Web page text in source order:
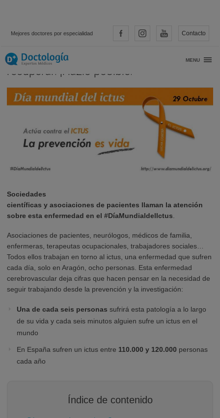
Mejores doctores por especialidad Contacto
MENU
El ictus se puede prevenir, tratar y
recuperar. ¡Hazlo posible!
Sociedades
científicas y asociaciones de pacientes llaman la atención
sobre esta enfermedad en el #DíaMundialdelIctus
Asociaciones de pacientes, neurólogos, médicos de familia,
enfermeras, terapeutas ocupacionales, trabajadores sociales…
Todos ellos trabajan en torno al ictus, una enfermedad que sufren
cada día, solo en Aragón, ocho personas. Esta enfermedad
cerebrovascular deja cifras que hacen pensar en la necesidad de
seguir trabajando desde la prevención y la investigación:
Una de cada seis personas sufrirá esta patología a lo largo
de su vida y cada seis minutos alguien sufre un ictus en el
mundo
En España sufren un ictus entre 110.000 y 120.000 personas
cada año
Índice de contenido